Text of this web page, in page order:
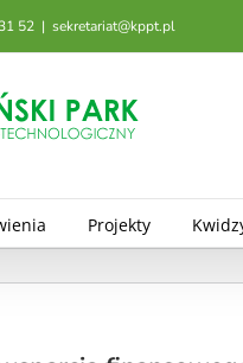
52 | sekretariat@kppt.pl
Projekty